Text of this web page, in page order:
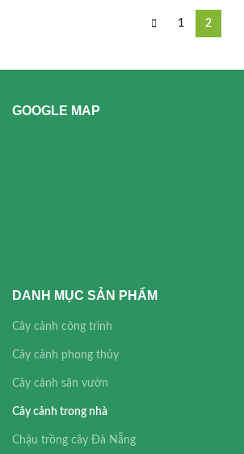
1 2
GOOGLE MAP
DANH MỤC SẢN PHẨM
Cây cảnh công trình
Cây cảnh phong thủy
Cây cảnh sân vườn
Cây cảnh trong nhà
Chậu trồng cây Đà Nẵng